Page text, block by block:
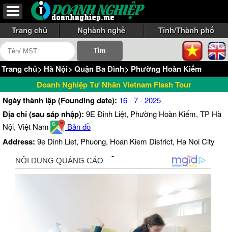
Trang chủ Nghành nghề Tỉnh/Thành phố
Trang chủ> Hà Nội> Quận Ba Đình> Phường Hoàn Kiếm
Doanh Nghiệp Tư Nhân Vietnam Flash Tour
Ngày thành lập (Founding date): 16-7-2025
Địa chỉ (sau sáp nhập): 9E Đinh Liệt, Phường Hoàn Kiếm, TP Hà
Nội, Việt Nam
Bản đồ
Address: 9e Dinh Liet, Phuong, Hoan Kiem District, Ha Noi City